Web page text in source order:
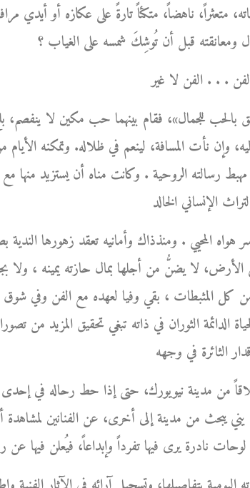
متعثراً، ناهضاً، متكئاً تارةً على عكازه أو أيدي
للجمال»، فقام بينهما حب مكين لا ينفصم،
نأت المسافة، لينعم في ظلاله. وتمكنه
رسالته الروحية . وكانت مناه أن يستزيد منها
المحيي . ومنذذاك وأمانيه تعقد زهورها الندية
الأرض، لا يضنُّ من أجلها بمال حازته يمينه ، ولا
المثبطات ، بقي وفيا لعهده مع الفن وفي شوق
الدائمة الثوران في ذاته تبغي تحقيق المزيد من
من مدينة نيويورك، حتى إذا حط رحاله في
يبحث من مدينة إلى أخرى، عن الفنانين لمشاهدة